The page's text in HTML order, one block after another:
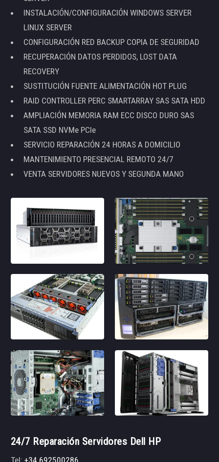
INSTALACIÓN/CONFIGURACIÓN WINDOWS SERVER
LINUX SERVER
CONFIGURACIÓN RED BACKUP COPIA DE SEGURIDAD
RECUPERACIÓN DATOS PERDIDOS, LOST DATA
RECOVERY
SUSTITUCIÓN FUENTE ALIMENTACIÓN HOT PLUG
RAID CONTROLLER PERC SMARTARRAY SAS SATA HDD
AMPLIACIÓN MEMORIA RAM ECC DISCO DURO SAS
SATA SSD NVMe PCIe
SERVICIO REPARACIÓN 24 HORAS A DOMICILIO
MANTENIMIENTO PRESENCIAL REMOTO 24/7
VENTA SERVIDORES NUEVOS Y SEGUNDA MANO
24/7 Reparación Servidores Dell HP
Tel:+34 692500286